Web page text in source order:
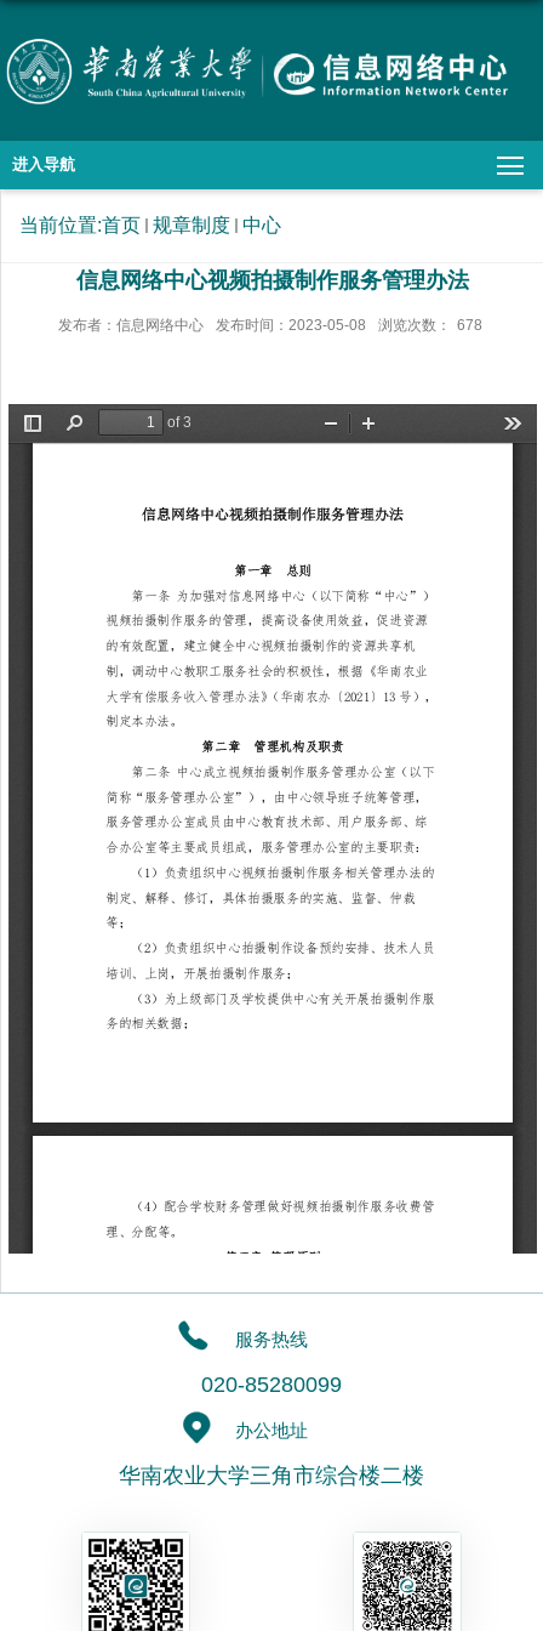
进入导航
当前位置:首页 规章制度 中心
信息网络中心视频拍摄制作服务管理办法
发布者：信息网络中心 发布时间：2023-05-08 浏览次数： 678
服务热线
020-85280099
办公地址
华南农业大学三角市综合楼二楼